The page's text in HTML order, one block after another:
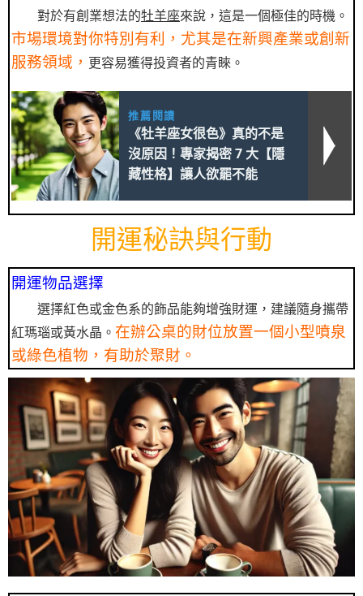
對於有創業想法的牡羊座來說，這是一個極佳的時機。
市場環境對你特別有利，尤其是在新興產業或創新
服務領域， 更容易獲得投資者的青睞。
推薦閱讀
《牡羊座女很色》真的不是
沒原因！專家揭密 7 大【隱
藏性格】讓人欲罷不能
開運秘訣與行動
開運物品選擇
選擇紅色或金色系的飾品能夠增強財運，建議隨身攜帶
紅瑪瑙或黃水晶。 在辦公桌的財位放置一個小型噴泉
或綠色植物，有助於聚財。